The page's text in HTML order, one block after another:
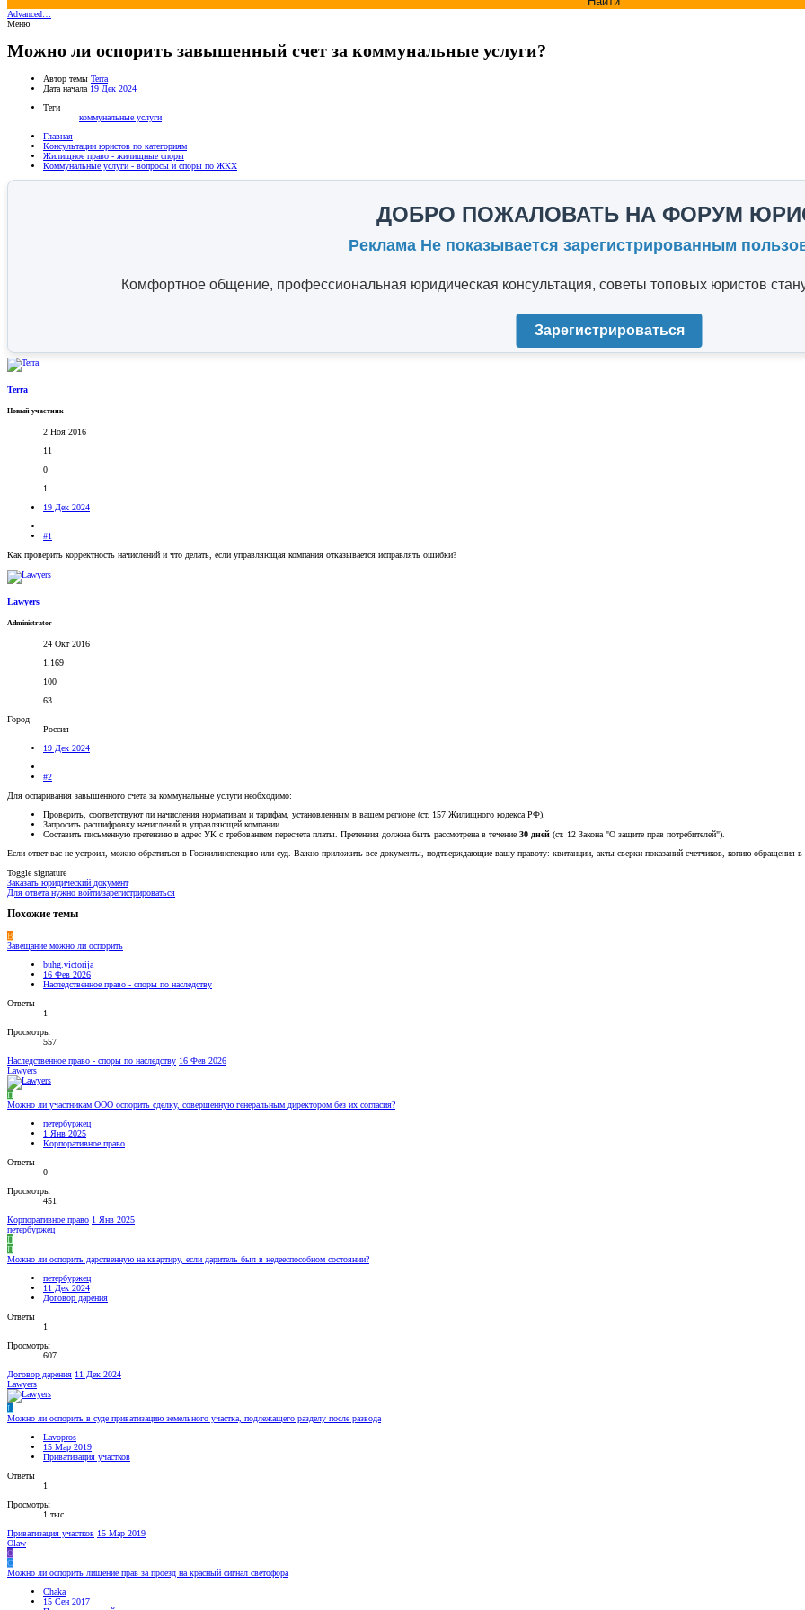
Advanced…
Меню
Можно ли оспорить завышенный счет за коммунальные услуги?
Автор темы Terra
Дата начала 19 Дек 2024
Теги
коммунальные услуги
Главная
Консультации юристов по категориям
Жилищное право - жилищные споры
Коммунальные услуги - вопросы и споры по ЖКХ
ДОБРО ПОЖАЛОВАТЬ НА ФОРУМ
Реклама Не показывается зарегистрированным
Комфортное общение, профессиональная юридическая консультация, советы топовых юристов
Зарегистрироваться
Terra
Новый участник
2 Ноя 2016
11
0
1
19 Дек 2024
#1
Как проверить корректность начислений и что делать, если управляющая компания отказывается исправлять ошибки?
Lawyers
Administrator
24 Окт 2016
1.169
100
63
Город
Россия
19 Дек 2024
#2
Для оспаривания завышенного счета за коммунальные услуги необходимо:
Проверить, соответствуют ли начисления нормативам и тарифам, установленным в вашем регионе (ст. 157 Жилищного кодекса РФ).
Запросить расшифровку начислений в управляющей компании.
Составить письменную претензию в адрес УК с требованием пересчета платы. Претензия должна быть рассмотрена в течение 30 дней (ст. 12 Закона "О защите прав потребителей").
Если ответ вас не устроил, можно обратиться в Госжилинспекцию или суд. Важно приложить все документы, подтверждающие вашу правоту: квитанции, акты сверки показаний счетчиков, копию обращения
Toggle signature
Заказать юридический документ
Для ответа нужно войти/зарегистрироваться
Похожие темы
B
Завещание можно ли оспорить
buhg.victorija
16 Фев 2026
Наследственное право - споры по наследству
Ответы
1
Просмотры
557
Наследственное право - споры по наследству 16 Фев 2026
Lawyers
П
Можно ли участникам ООО оспорить сделку, совершенную генеральным директором без их согласия?
петербуржец
1 Янв 2025
Корпоративное право
Ответы
0
Просмотры
451
Корпоративное право 1 Янв 2025
петербуржец
П
П
Можно ли оспорить дарственную на квартиру, если даритель был в недееспособном состоянии?
петербуржец
11 Дек 2024
Договор дарения
Ответы
1
Просмотры
607
Договор дарения 11 Дек 2024
Lawyers
L
Можно ли оспорить в суде приватизацию земельного участка, подлежащего разделу после развода
Lavopros
15 Мар 2019
Приватизация участков
Ответы
1
Просмотры
1 тыс.
Приватизация участков 15 Мар 2019
Olaw
O
C
Можно ли оспорить лишение прав за проезд на красный сигнал светофора
Chaka
15 Сен 2017